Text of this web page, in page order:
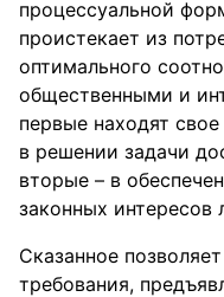
процессуальной
проистекает из
оптимального
общественными и
первые находят
в решении задачи
вторые – в
законных интересов
Сказанное
требования,